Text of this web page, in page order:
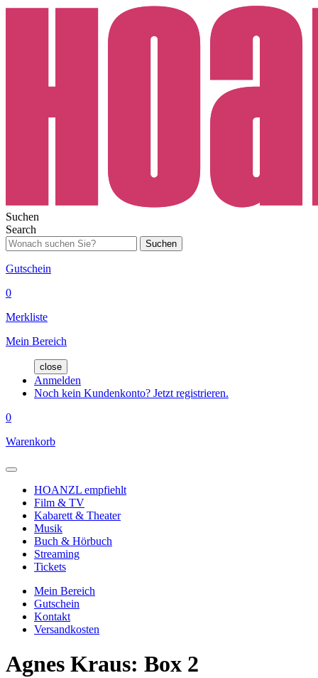
Suchen
Search
Suchen
Gutschein
0
Merkliste
Mein Bereich
close
Anmelden
Noch kein Kundenkonto? Jetzt registrieren.
0
Warenkorb
HOANZL empfiehlt
Film & TV
Kabarett & Theater
Musik
Buch & Hörbuch
Streaming
Tickets
Mein Bereich
Gutschein
Kontakt
Versandkosten
Agnes Kraus: Box 2